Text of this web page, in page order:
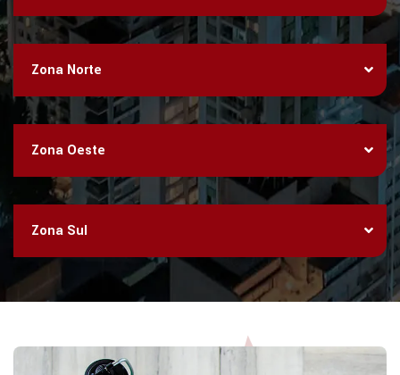
Zona Norte
Zona Oeste
Zona Sul